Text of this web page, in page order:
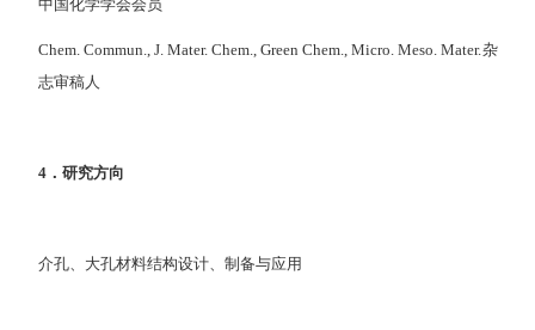
中国化学学会会员
Chem. Commun., J. Mater. Chem., Green Chem., Micro. Meso. Mater.杂
志审稿人
4．研究方向
介孔、大孔材料结构设计、制备与应用